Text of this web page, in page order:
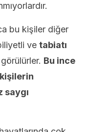
bu kişiler diğer
ve tabiatı
Bu ince
saygı